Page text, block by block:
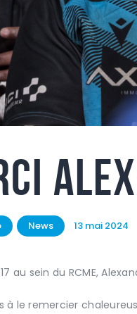
News 13 mai 2024
au sein du RCME,
à le remercier